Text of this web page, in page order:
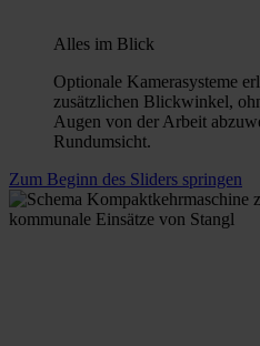
Alles im Blick
Optionale Kamerasysteme
zusätzlichen Blickwinkel,
Augen von der Arbeit
Rundumsicht.
Zum Beginn des Sliders springen